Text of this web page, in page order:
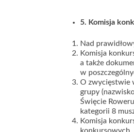
5. Komisja
Nad
Komisja
a także
w
O zwycięstwie
grupy
Święcie
kategorii 8
Komisja